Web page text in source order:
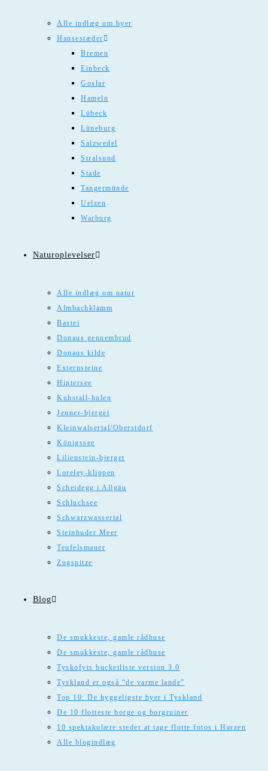
Alle indlæg om byer
Hansestæder
Bremen
Einbeck
Goslar
Hameln
Lübeck
Lüneburg
Salzwedel
Stralsund
Stade
Tangermünde
Uelzen
Warburg
Naturoplevelser
Alle indlæg om natur
Almbachklamm
Bastei
Donaus gennembrud
Donaus kilde
Externsteine
Hintersee
Kuhstall-hulen
Jenner-bjerget
Kleinwalsertal/Oberstdorf
Königssee
Lilienstein-bjerget
Loreley-klippen
Scheidegg i Allgäu
Schluchsee
Schwarzwassertal
Steinhuder Meer
Teufelsmauer
Zugspitze
Blog
De smukkeste, gamle rådhuse
De smukkeste, gamle rådhuse
Tyskofyts bucketliste version 3.0
Tyskland er også “de varme lande”
Top 10: De hyggeligste byer i Tyskland
De 10 flotteste borge og borgruiner
10 spektakulære steder at tage flotte fotos i Harzen
Alle blogindlæg